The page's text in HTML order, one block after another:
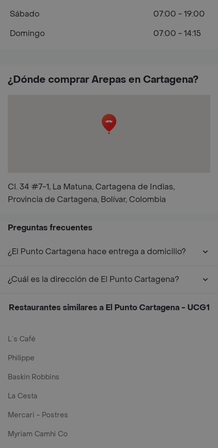
¿Dónde comprar Arepas en Cartagena?
Cl. 34 #7-1, La Matuna, Cartagena de Indias,
Provincia de Cartagena, Bolívar, Colombia
Sábado
07:00 - 19:00
Domingo
07:00 - 14:15
Preguntas frecuentes
¿El Punto Cartagena hace entrega a domicilio?
¿Cuál es la dirección de El Punto Cartagena?
Restaurantes similares a El Punto Cartagena - UCG1
L´s Café
Philippe
Baskin Robbins
La Cesta
Mercari - Postres
Myriam Camhi Co